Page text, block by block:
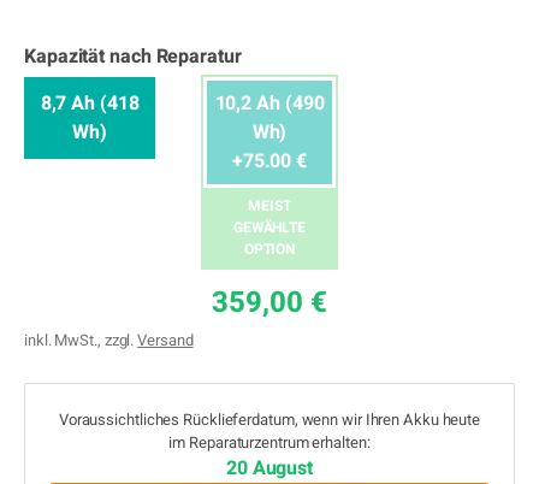
Kapazität nach Reparatur
8,7 Ah (418
Wh)
10,2 Ah (490
Wh)
+75.00 €
MEIST
GEWÄHLTE
OPTION
359,00 €
inkl. MwSt., zzgl.Versand
Voraussichtliches Rücklieferdatum, wenn wir Ihren Akku heute
im Reparaturzentrum erhalten:
20 August